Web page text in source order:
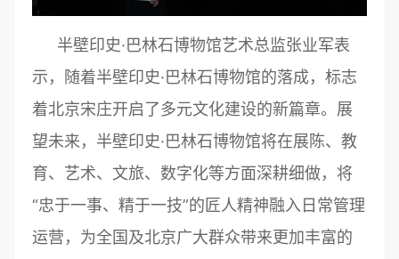
半壁印史·巴林石博物馆艺术总监张业军表
示，随着半壁印史·巴林石博物馆的落成，标志
着北京宋庄开启了多元文化建设的新篇章。展
望未来，半壁印史·巴林石博物馆将在展陈、教
育、艺术、文旅、数字化等方面深耕细做，将
“忠于一事、精于一技”的匠人精神融入日常管理
运营，为全国及北京广大群众带来更加丰富的